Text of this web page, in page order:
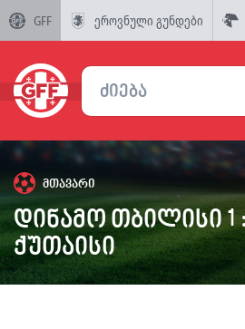
GFF ეროვნული გუნდები
მთავარი
დინამო თბილისი
ქუთაისი